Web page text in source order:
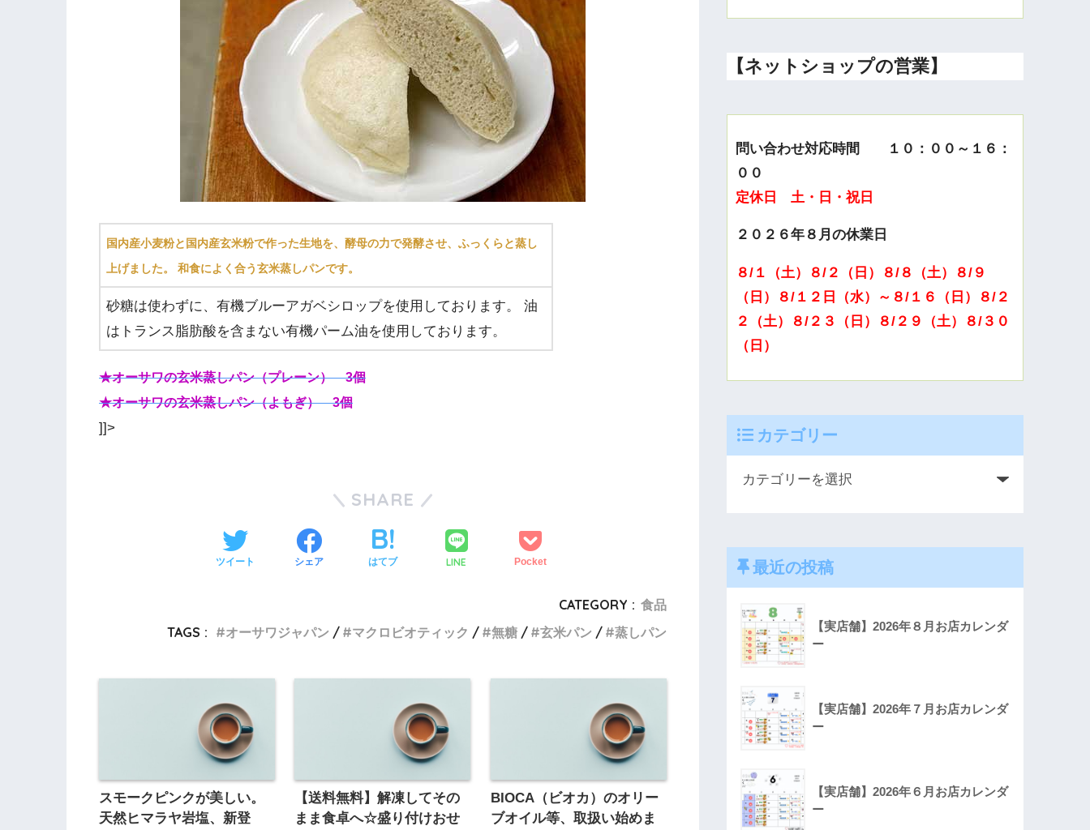
国内産小麦粉と国内産玄米粉で作った生地を、酵母の力で発酵させ、ふっくらと蒸し
上げました。 和食によく合う玄米蒸しパンです。
砂糖は使わずに、有機ブルーアガベシロップを使用しております。 油
はトランス脂肪酸を含まない有機パーム油を使用しております。
★オーサワの玄米蒸しパン（プレーン） 3個
★オーサワの玄米蒸しパン（よもぎ） 3個
]]>
SHARE
ツイート シェア はてブ LINE Pocket
CATEGORY : 食品
TAGS :
オーサワジャパン マクロビオティック 無糖 玄米パン 蒸しパン
スモークピンクが美しい。
天然ヒマラヤ岩塩、新登
【送料無料】解凍してその
まま食卓へ☆盛り付けおせ
BIOCA（ビオカ）のオリー
ブオイル等、取扱い始めま
【ネットショップの営業】
問い合わせ対応時間 １０：００～１６：
００
定休日 土・日・祝日
２０２６年８月の休業日
８/１（土）８/２（日）８/８（土）８/９
（日）８/１２日（水）～８/１６（日）８/２
２（土）８/２３（日）８/２９（土）８/３０
（日）
カテゴリー
最近の投稿
【実店舗】2026年８月お店カレンダ
ー
【実店舗】2026年７月お店カレンダ
ー
【実店舗】2026年６月お店カレンダ
ー